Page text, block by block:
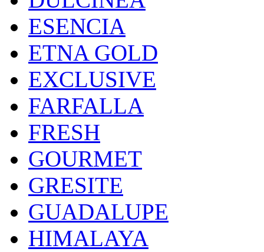
ESENCIA
ETNA GOLD
EXCLUSIVE
FARFALLA
FRESH
GOURMET
GRESITE
GUADALUPE
HIMALAYA